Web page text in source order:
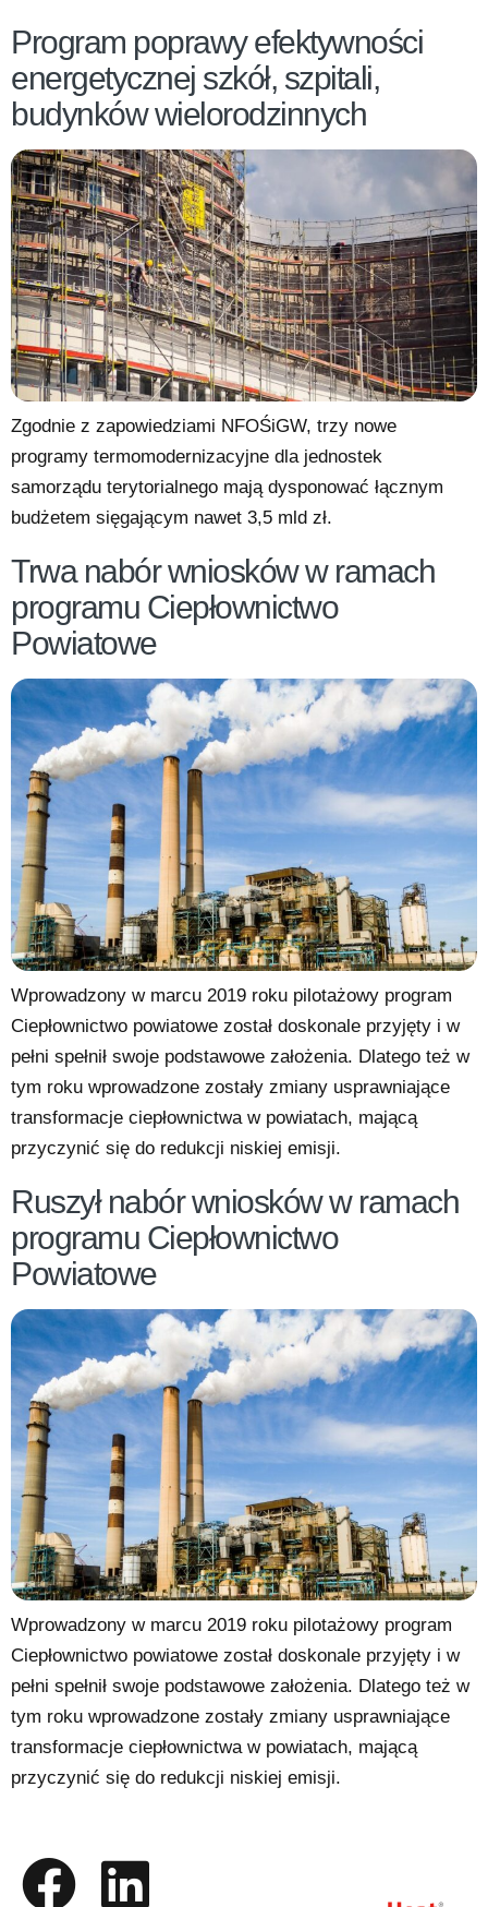
Program poprawy efektywności
energetycznej szkół, szpitali,
budynków wielorodzinnych
Zgodnie z zapowiedziami NFOŚiGW, trzy nowe
programy termomodernizacyjne dla jednostek
samorządu terytorialnego mają dysponować łącznym
budżetem sięgającym nawet 3,5 mld zł.
Trwa nabór wniosków w ramach
programu Ciepłownictwo
Powiatowe
Wprowadzony w marcu 2019 roku pilotażowy program
Ciepłownictwo powiatowe został doskonale przyjęty i w
pełni spełnił swoje podstawowe założenia. Dlatego też w
tym roku wprowadzone zostały zmiany usprawniające
transformacje ciepłownictwa w powiatach, mającą
przyczynić się do redukcji niskiej emisji.
Ruszył nabór wniosków w ramach
programu Ciepłownictwo
Powiatowe
Wprowadzony w marcu 2019 roku pilotażowy program
Ciepłownictwo powiatowe został doskonale przyjęty i w
pełni spełnił swoje podstawowe założenia. Dlatego też w
tym roku wprowadzone zostały zmiany usprawniające
transformacje ciepłownictwa w powiatach, mającą
przyczynić się do redukcji niskiej emisji.